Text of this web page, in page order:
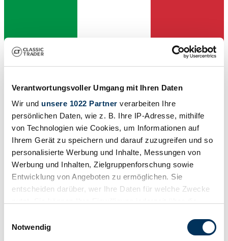
Verantwortungsvoller Umgang mit Ihren Daten
Wir und unsere 1022 Partner verarbeiten Ihre
persönlichen Daten, wie z. B. Ihre IP-Adresse, mithilfe
von Technologien wie Cookies, um Informationen auf
Ihrem Gerät zu speichern und darauf zuzugreifen und so
personalisierte Werbung und Inhalte, Messungen von
Werbung und Inhalten, Zielgruppenforschung sowie
Entwicklung von Angeboten zu ermöglichen. Sie
entscheiden darüber, wer Ihre Daten für welche Zwecke
Trigger Symbol ändern oder widerrufen
Notwendig
Händler
Baureihe
Karosserieform
Coupé
Leistung (kW/PS)